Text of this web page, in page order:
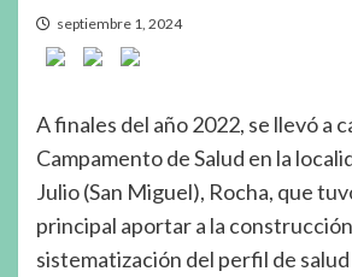
septiembre 1, 2024
A finales del año 2022, se llevó a
Campamento de Salud en la
Julio (San Miguel), Rocha, que
principal aportar a la
sistematización del perfil de